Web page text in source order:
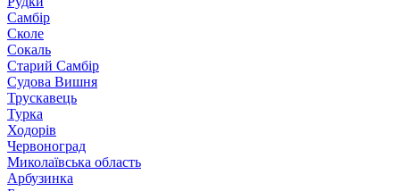
Самбір
Сколе
Сокаль
Старий Самбір
Судова Вишня
Трускавець
Турка
Ходорів
Червоноград
Миколаївська область
Арбузинка